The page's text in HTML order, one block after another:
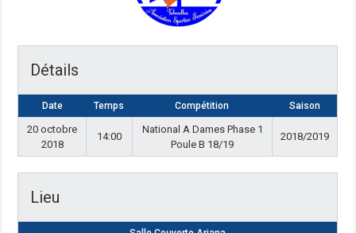
Détails
Date Temps Compétition Saison
20 octobre
2018
14:00
National A Dames Phase 1
Poule B 18/19
2018/2019
Lieu